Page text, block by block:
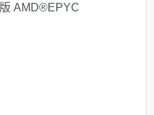
AMD®EPYC